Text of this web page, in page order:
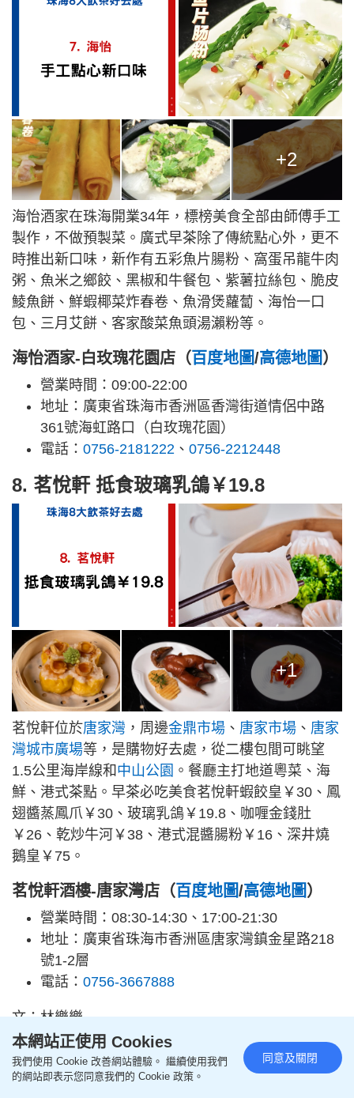
+2
海怡酒家在珠海開業34年，標榜美食全部由師傅手工
製作，不做預製菜。廣式早茶除了傳統點心外，更不
時推出新口味，新作有五彩魚片腸粉、窩蛋吊龍牛肉
粥、魚米之鄉餃、黑椒和牛餐包、紫薯拉絲包、脆皮
鯪魚餅、鮮蝦椰菜炸春卷、魚滑煲蘿蔔、海怡一口
包、三月艾餅、客家酸菜魚頭湯瀨粉等。
海怡酒家-白玫瑰花園店（百度地圖/高德地圖 ）
營業時間：09:00-22:00
地址：廣東省珠海市香洲區香灣街道情侶中路
361號海虹路口（白玫瑰花園）
電話： 0756-2181222 、 0756-2212448
8. 茗悅軒 抵食玻璃乳鴿￥19.8
+1
茗悅軒位於唐家灣 ，周邊金鼎市場 、 唐家市場 、 唐家
灣城市廣場等，是購物好去處，從二樓包間可眺望
1.5公里海岸線和 中山公園 。餐廳主打地道粵菜、海
鮮、港式茶點。早茶必吃美食茗悅軒蝦餃皇￥30、鳳
翅醬蒸鳳爪￥30、玻璃乳鴿￥19.8、咖喱金錢肚
￥26、乾炒牛河￥38、港式混醬腸粉￥16、深井燒
鵝皇￥75。
茗悅軒酒樓-唐家灣店（百度地圖/高德地圖）
營業時間：08:30-14:30、17:00-21:30
地址：廣東省珠海市香洲區唐家灣鎮金星路218
號1-2層
電話： 0756-3667888
文：林樂樂
同場加映：珠海美食2026｜珠海8大人
氣海鮮餐廳攻略 視帝撐大排檔爆膏蟹/
本網站正使用 Cookies
我們使用 Cookie 改善網站體驗。 繼續使用我們
的網站即表示您同意我們的 Cookie 政策。
同意及關閉